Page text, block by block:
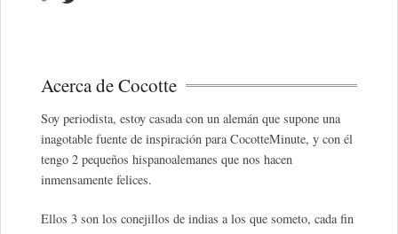
Acerca de Cocotte
Soy periodista, estoy casada con un alemán que supone una
inagotable fuente de inspiración para CocotteMinute, y con él
tengo 2 pequeños hispanoalemanes que nos hacen
inmensamente felices.
Ellos 3 son los conejillos de indias a los que someto, cada fin